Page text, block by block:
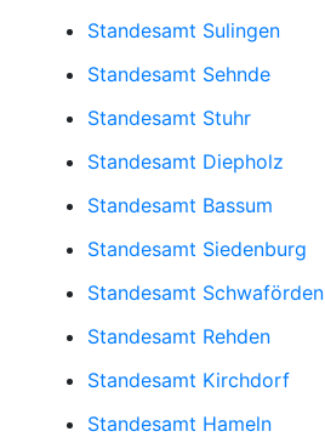
Standesamt Sulingen
Standesamt Sehnde
Standesamt Stuhr
Standesamt Diepholz
Standesamt Bassum
Standesamt Siedenburg
Standesamt Schwaförden
Standesamt Rehden
Standesamt Kirchdorf
Standesamt Hameln